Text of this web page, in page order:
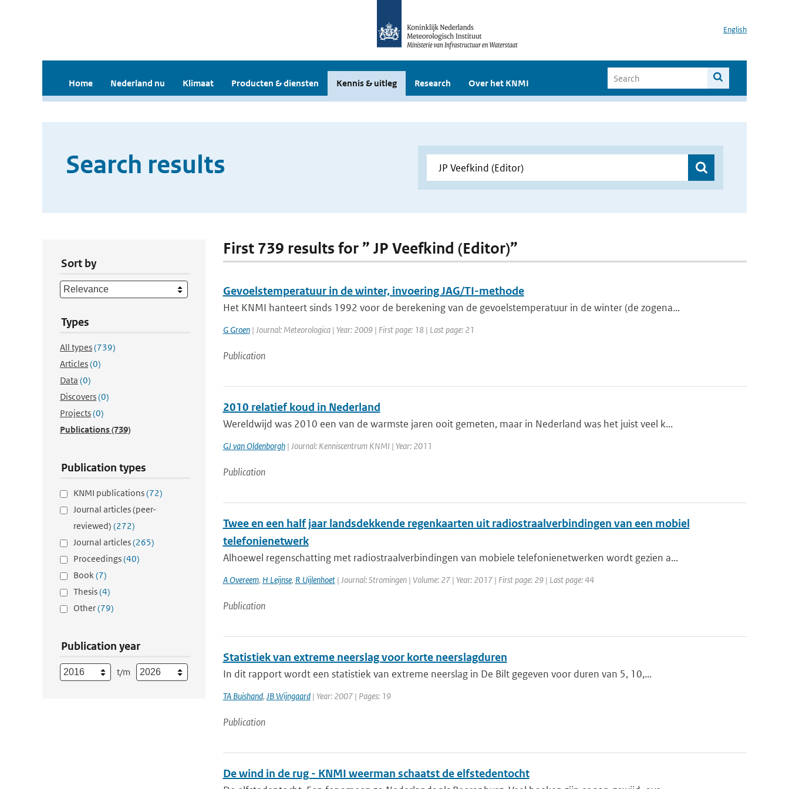
English
Home Nederland nu Klimaat Producten & diensten Kennis & uitleg Research Over het KNMI
Search results
Sort by
Types
All types(739)
Articles(0)
Data (0)
Discovers(0)
Projects(0)
Publications(739)
Publication types
KNMI publications(72)
Journal articles (peer-
reviewed) (272)
Journal articles(265)
Proceedings(40)
Book(7)
Thesis(4)
Other(79)
Publication year
t/m
First 739 results for ” JP Veefkind (Editor)”
Gevoelstemperatuur in de winter, invoering JAG/TI-methode
Het KNMI hanteert sinds 1992 voor de berekening van de gevoelstemperatuur in de winter (de zogena...
G Groen| Journal: Meteorologica | Year: 2009 | First page: 18 | Last page: 21
Publication
2010 relatief koud in Nederland
Wereldwijd was 2010 een van de warmste jaren ooit gemeten, maar in Nederland was het juist veel k...
GJ van Oldenborgh| Journal: Kenniscentrum KNMI | Year: 2011
Publication
Twee en een half jaar landsdekkende regenkaarten uit radiostraalverbindingen van een mobiel
telefonienetwerk
Alhoewel regenschatting met radiostraalverbindingen van mobiele telefonienetwerken wordt gezien a...
A Overeem, H Leijnse, R Uijlenhoet| Journal: Stromingen | Volume: 27 | Year: 2017 | First page: 29 | Last page: 44
Publication
Statistiek van extreme neerslag voor korte neerslagduren
In dit rapport wordt een statistiek van extreme neerslag in De Bilt gegeven voor duren van 5, 10,...
TA Buishand, JB Wijngaard| Year: 2007 | Pages: 19
Publication
De wind in de rug - KNMI weerman schaatst de elfstedentocht